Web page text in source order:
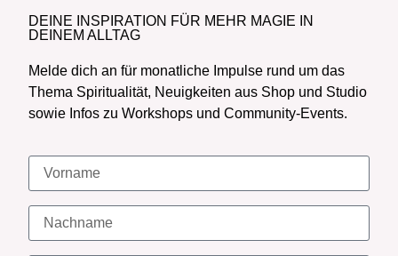
DEINE INSPIRATION FÜR MEHR MAGIE IN
DEINEM ALLTAG
Melde dich an für monatliche Impulse rund um das
Thema Spiritualität, Neuigkeiten aus Shop und Studio
sowie Infos zu Workshops und Community-Events.